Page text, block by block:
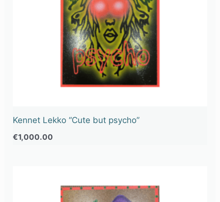
Kennet Lekko “Cute but psycho”
€1,000.00